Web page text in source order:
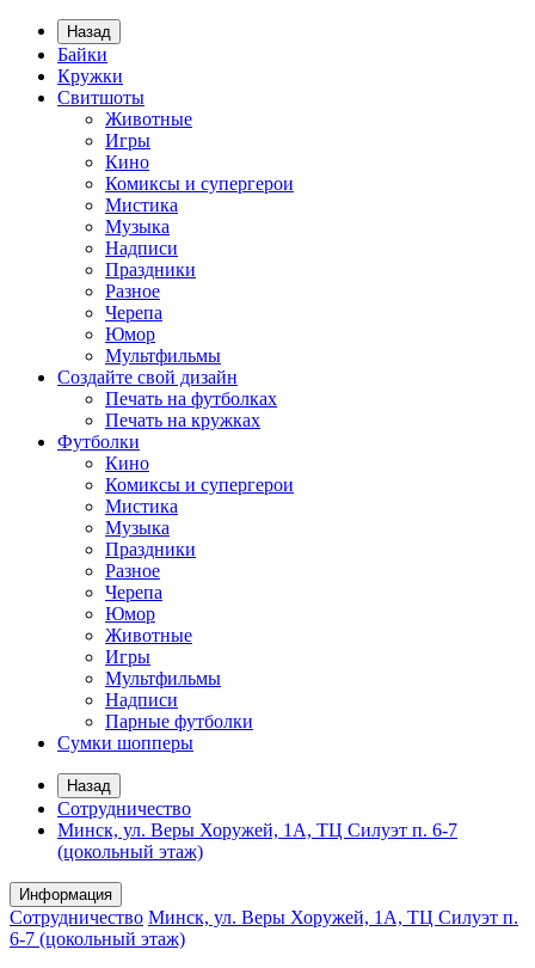
Назад
Байки
Кружки
Свитшоты
Животные
Игры
Кино
Комиксы и супергерои
Мистика
Музыка
Надписи
Праздники
Разное
Черепа
Юмор
Мультфильмы
Создайте свой дизайн
Печать на футболках
Печать на кружках
Футболки
Кино
Комиксы и супергерои
Мистика
Музыка
Праздники
Разное
Черепа
Юмор
Животные
Игры
Мультфильмы
Надписи
Парные футболки
Сумки шопперы
Назад
Сотрудничество
Минск, ул. Веры Хоружей, 1А, ТЦ Силуэт п. 6-7
(цокольный этаж)
Информация
Сотрудничество Минск, ул. Веры Хоружей, 1А, ТЦ Силуэт п.
6-7 (цокольный этаж)